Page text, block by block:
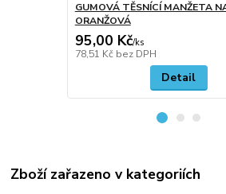
GUMOVÁ TĚSNÍCÍ MANŽETA
ORANŽOVÁ
95,00 Kč/ks
78,51 Kč bez DPH
Detail
Zboží zařazeno v kategoriích